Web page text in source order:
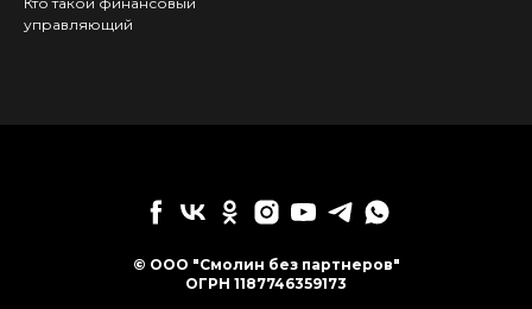
управляющий
© ООО "Смолин без партнеров"
ОГРН 1187746359173